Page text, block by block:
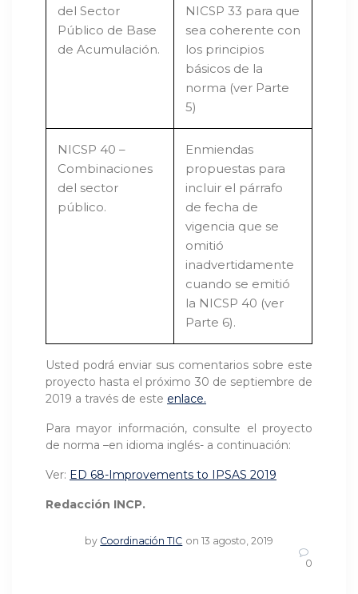
del Sector
Público de Base
de Acumulación.
NICSP 33 para que
sea coherente con
los principios
básicos de la
norma (ver Parte
5)
NICSP 40 –
Combinaciones
del sector
público.
Enmiendas
propuestas para
incluir el párrafo
de fecha de
vigencia que se
omitió
inadvertidamente
cuando se emitió
la NICSP 40 (ver
Parte 6).
Usted podrá enviar sus comentarios sobre este
proyecto hasta el próximo 30 de septiembre de
2019 a través de este enlace.
Para mayor información, consulte el proyecto
de norma –en idioma inglés- a continuación:
Ver: ED 68-Improvements to IPSAS 2019
Redacción INCP.
by Coordinación TIC on 13 agosto, 2019
0